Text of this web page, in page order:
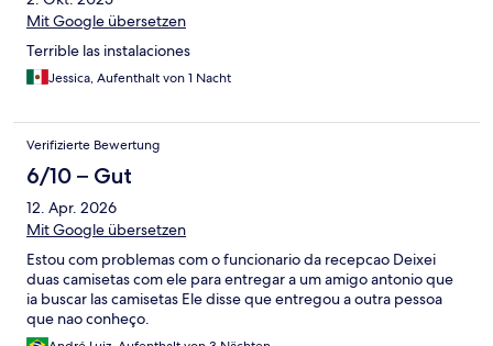
Mit Google übersetzen
Terrible las instalaciones
Jessica, Aufenthalt von 1 Nacht
Verifizierte Bewertung
6/10 – Gut
12. Apr. 2026
Mit Google übersetzen
Estou com problemas com o funcionario da recepcao Deixei
duas camisetas com ele para entregar a um amigo antonio que
ia buscar las camisetas Ele disse que entregou a outra pessoa
que nao conheço.